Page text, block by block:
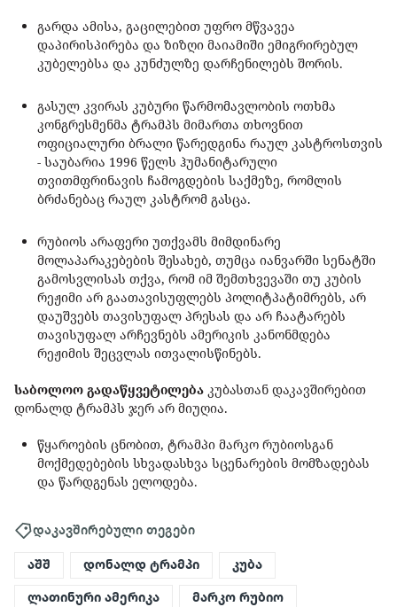
გარდა ამისა, გაცილებით უფრო მწვავეა
დაპირისპირება და ზიზღი მაიამიში ემიგრირებულ
კუბელებსა და კუნძულზე დარჩენილებს შორის.
გასულ კვირას კუბური წარმომავლობის ოთხმა
კონგრესმენმა ტრამპს მიმართა თხოვნით
ოფიციალური ბრალი წარედგინა რაულ კასტროსთვის
- საუბარია 1996 წელს ჰუმანიტარული
თვითმფრინავის ჩამოგდების საქმეზე, რომლის
ბრძანებაც რაულ კასტრომ გასცა.
რუბიოს არაფერი უთქვამს მიმდინარე
მოლაპარაკებების შესახებ, თუმცა იანვარში სენატში
გამოსვლისას თქვა, რომ იმ შემთხვევაში თუ კუბის
რეჟიმი არ გაათავისუფლებს პოლიტპატიმრებს, არ
დაუშვებს თავისუფალ პრესას და არ ჩაატარებს
თავისუფალ არჩევნებს ამერიკის კანონმდება
რეჟიმის შეცვლას ითვალისწინებს.
საბოლოო გადაწყვეტილება კუბასთან დაკავშირებით
დონალდ ტრამპს ჯერ არ მიუღია.
წყაროების ცნობით, ტრამპი მარკო რუბიოსგან
მოქმედებების სხვადასხვა სცენარების მომზადებას
და წარდგენას ელოდება.
დაკავშირებული თეგები
აშშ დონალდ ტრამპი კუბა
ლათინური ამერიკა მარკო რუბიო